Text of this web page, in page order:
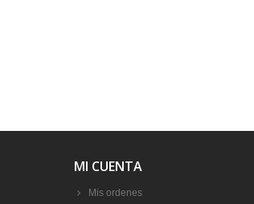
MI CUENTA
Mis ordenes